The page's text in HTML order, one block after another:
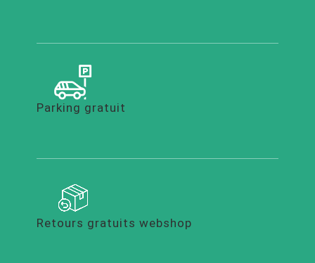
Parking gratuit
Retours gratuits webshop